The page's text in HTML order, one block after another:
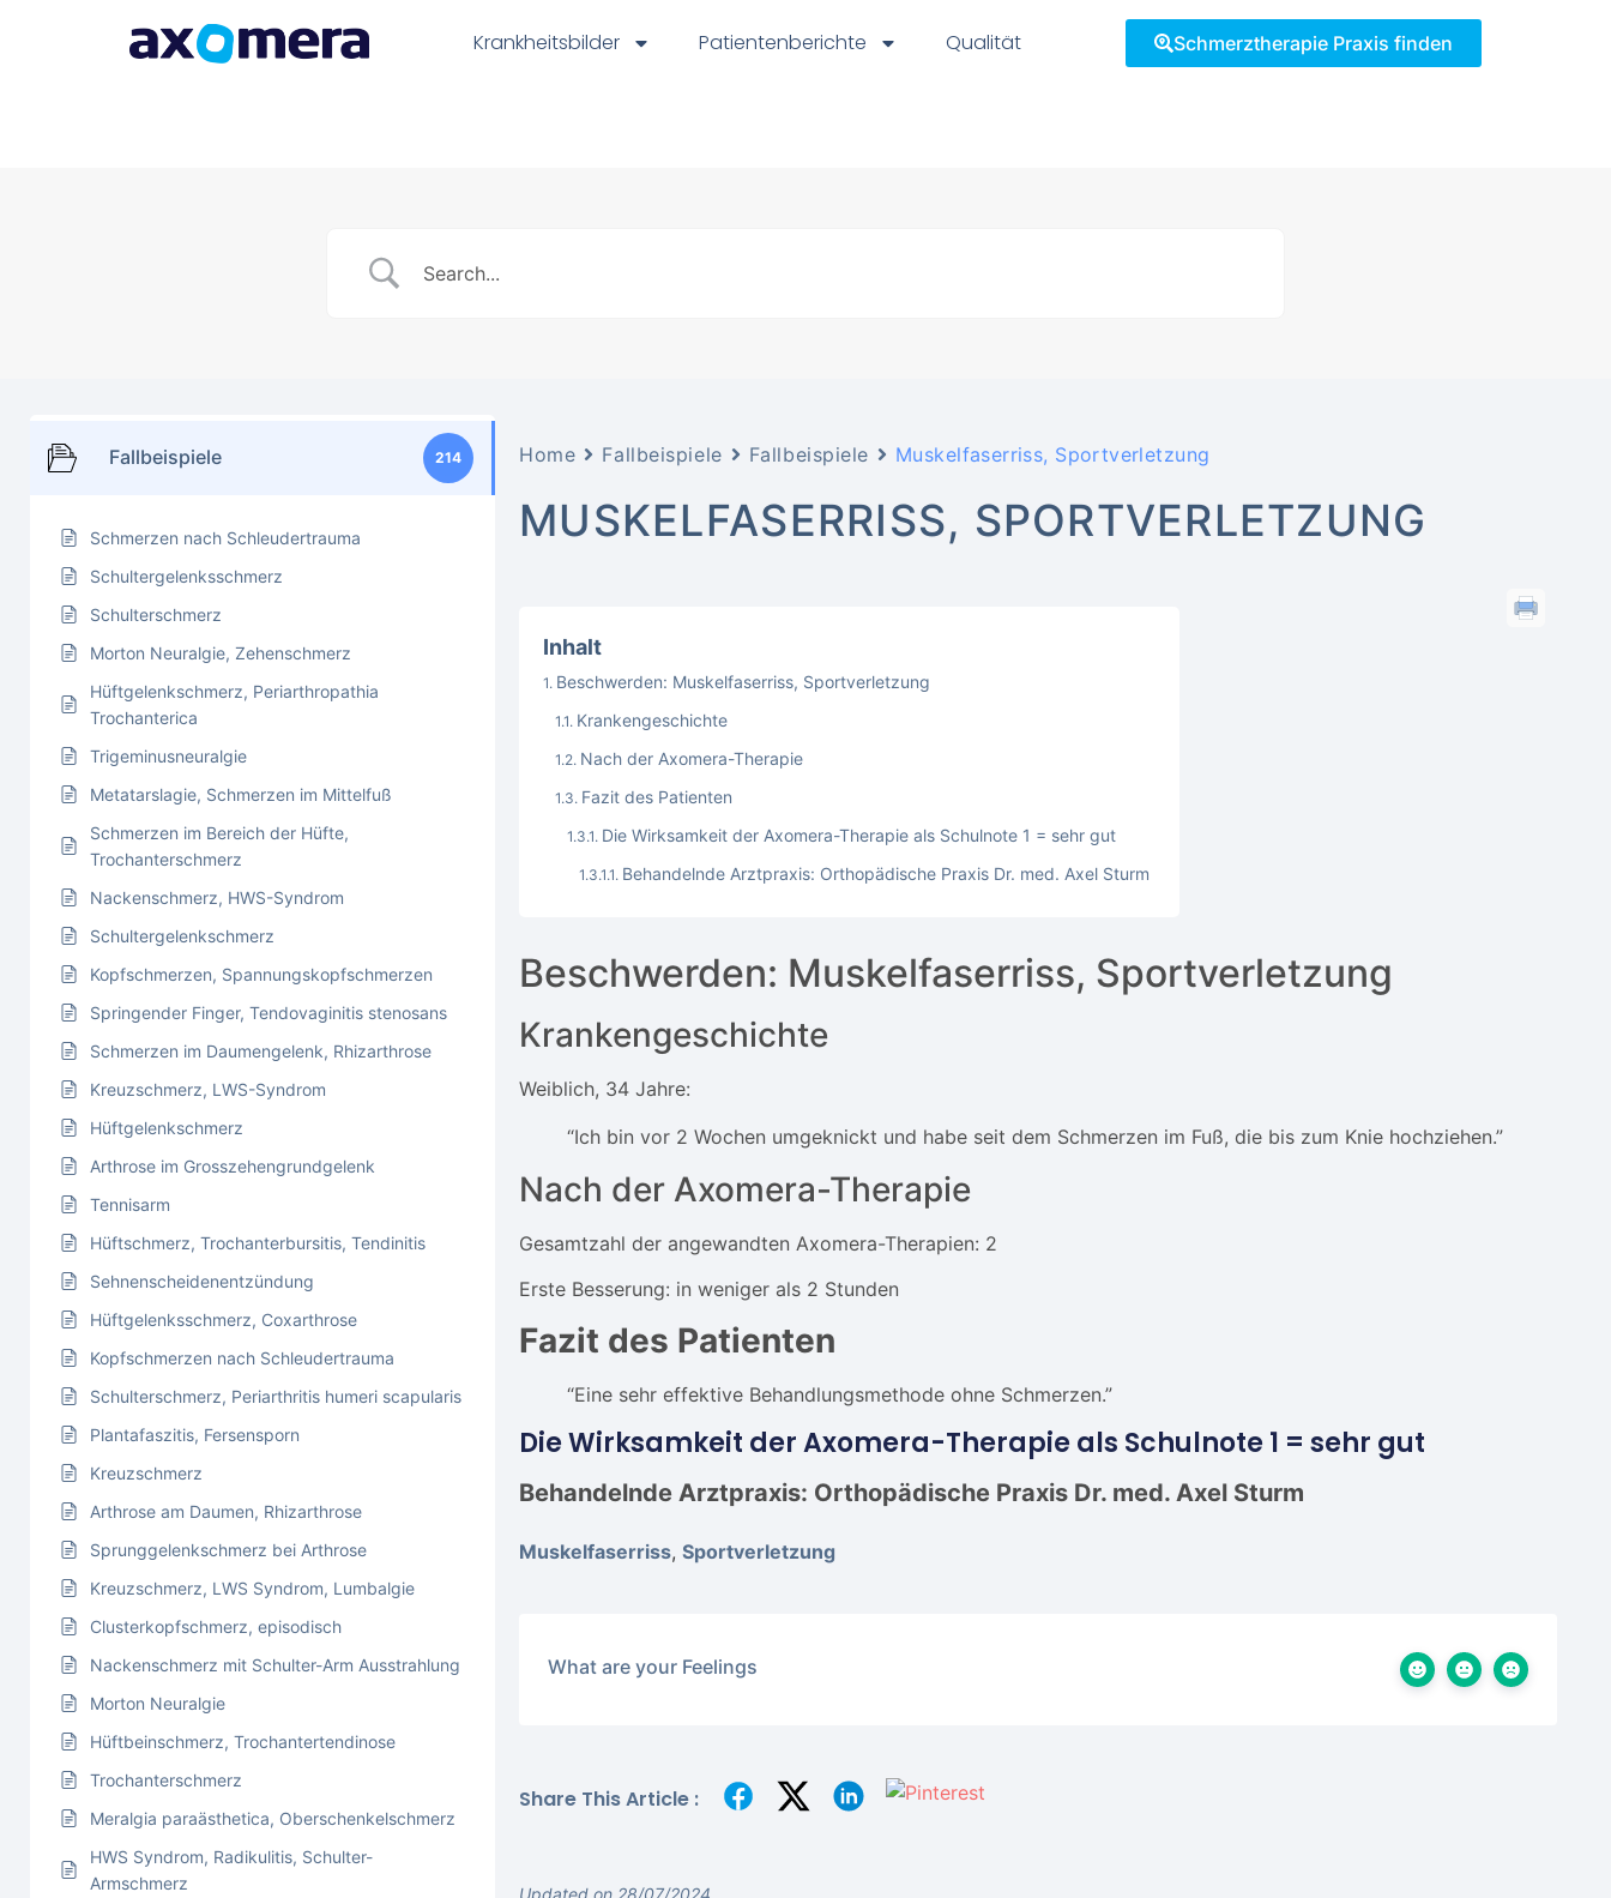
Krankheitsbilder Patientenberichte Qualität Schmerztherapie Praxis finden
Fallbeispiele 214
Schmerzen nach Schleudertrauma
Schultergelenksschmerz
Schulterschmerz
Morton Neuralgie, Zehenschmerz
Hüftgelenkschmerz, Periarthropathia
Trochanterica
Trigeminusneuralgie
Metatarslagie, Schmerzen im Mittelfuß
Schmerzen im Bereich der Hüfte,
Trochanterschmerz
Nackenschmerz, HWS-Syndrom
Schultergelenkschmerz
Kopfschmerzen, Spannungskopfschmerzen
Springender Finger, Tendovaginitis stenosans
Schmerzen im Daumengelenk, Rhizarthrose
Kreuzschmerz, LWS-Syndrom
Hüftgelenkschmerz
Arthrose im Grosszehengrundgelenk
Tennisarm
Hüftschmerz, Trochanterbursitis, Tendinitis
Sehnenscheidenentzündung
Hüftgelenksschmerz, Coxarthrose
Kopfschmerzen nach Schleudertrauma
Schulterschmerz, Periarthritis humeri scapularis
Plantafaszitis, Fersensporn
Kreuzschmerz
Arthrose am Daumen, Rhizarthrose
Sprunggelenkschmerz bei Arthrose
Kreuzschmerz, LWS Syndrom, Lumbalgie
Clusterkopfschmerz, episodisch
Nackenschmerz mit Schulter-Arm Ausstrahlung
Morton Neuralgie
Hüftbeinschmerz, Trochantertendinose
Trochanterschmerz
Meralgia paraästhetica, Oberschenkelschmerz
HWS Syndrom, Radikulitis, Schulter-
Armschmerz
Home Fallbeispiele Fallbeispiele Muskelfaserriss, Sportverletzung
MUSKELFASERRISS, SPORTVERLETZUNG
Inhalt
Beschwerden: Muskelfaserriss, Sportverletzung
Krankengeschichte
Nach der Axomera-Therapie
Fazit des Patienten
Die Wirksamkeit der Axomera-Therapie als Schulnote 1 = sehr gut
Behandelnde Arztpraxis: Orthopädische Praxis Dr. med. Axel Sturm
Beschwerden: Muskelfaserriss, Sportverletzung
Krankengeschichte
Weiblich, 34 Jahre:
“Ich bin vor 2 Wochen umgeknickt und habe seit dem Schmerzen im Fuß, die bis zum Knie hochziehen.”
Nach der Axomera-Therapie
Gesamtzahl der angewandten Axomera-Therapien: 2
Erste Besserung: in weniger als 2 Stunden
Fazit des Patienten
“Eine sehr effektive Behandlungsmethode ohne Schmerzen.”
Die Wirksamkeit der Axomera-Therapie als Schulnote 1 = sehr gut
Behandelnde Arztpraxis: Orthopädische Praxis Dr. med. Axel Sturm
Muskelfaserriss,Sportverletzung
What are your Feelings
Share This Article :
Updated on 28/07/2024